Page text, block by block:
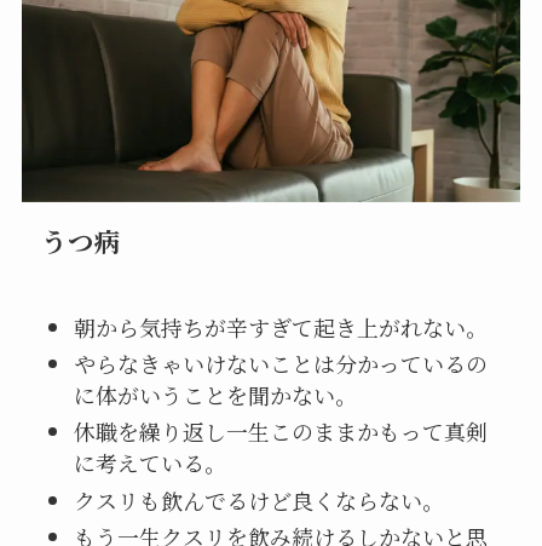
うつ病
朝から気持ちが辛すぎて起き上がれない。
やらなきゃいけないことは分かっているの
に体がいうことを聞かない。
休職を繰り返し一生このままかもって真剣
に考えている。
クスリも飲んでるけど良くならない。
もう一生クスリを飲み続けるしかないと思